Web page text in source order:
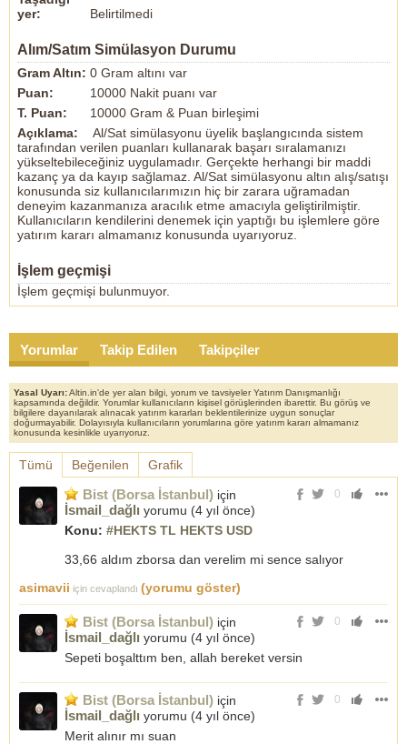
yer:
Belirtilmedi
Alım/Satım Simülasyon Durumu
Gram Altın: 0 Gram altını var
Puan:
10000 Nakit puanı var
T. Puan:
10000 Gram & Puan birleşimi
Açıklama:
Al/Sat simülasyonu üyelik başlangıcında sistem
tarafından verilen puanları kullanarak başarı sıralamanızı
yükseltebileceğiniz uygulamadır. Gerçekte herhangi bir maddi
kazanç ya da kayıp sağlamaz. Al/Sat simülasyonu altın alış/satışı
konusunda siz kullanıcılarımızın hiç bir zarara uğramadan
deneyim kazanmanıza aracılık etme amacıyla geliştirilmiştir.
Kullanıcıların kendilerini denemek için yaptığı bu işlemlere göre
yatırım kararı almamanız konusunda uyarıyoruz.
İşlem geçmişi
İşlem geçmişi bulunmuyor.
Yorumlar Takip Edilen Takipçiler
Yasal Uyarı:Altin.in'de yer alan bilgi, yorum ve tavsiyeler Yatırım Danışmanlığı
kapsamında değildir. Yorumlar kullanıcıların kişisel görüşlerinden ibarettir. Bu görüş ve
bilgilere dayanılarak alınacak yatırım kararları beklentilerinize uygun sonuçlar
doğurmayabilir. Dolayısıyla kullanıcıların yorumlarına göre yatırım kararı almamanız
konusunda kesinlikle uyarıyoruz.
Tümü Beğenilen Grafik
0
Bist (Borsa İstanbul) için
İsmail_dağlı yorumu (4 yıl önce)
Konu: #HEKTS TL HEKTS USD
33,66 aldım zborsa dan verelim mi sence salıyor
asimavii için cevaplandı (yorumu göster)
0
Bist (Borsa İstanbul) için
İsmail_dağlı yorumu (4 yıl önce)
Sepeti boşalttım ben, allah bereket versin
0
Bist (Borsa İstanbul) için
İsmail_dağlı yorumu (4 yıl önce)
Merit alınır mı suan